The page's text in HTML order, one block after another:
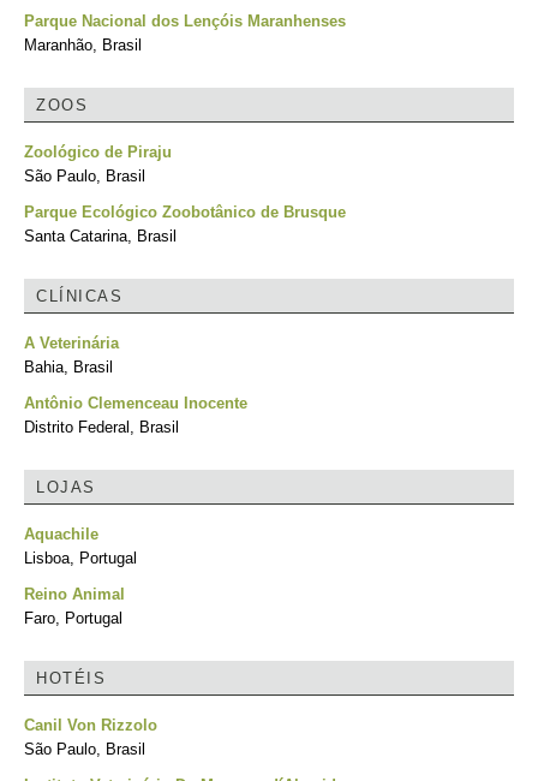
Parque Nacional dos Lençóis Maranhenses
Maranhão, Brasil
ZOOS
Zoológico de Piraju
São Paulo, Brasil
Parque Ecológico Zoobotânico de Brusque
Santa Catarina, Brasil
CLÍNICAS
A Veterinária
Bahia, Brasil
Antônio Clemenceau Inocente
Distrito Federal, Brasil
LOJAS
Aquachile
Lisboa, Portugal
Reino Animal
Faro, Portugal
HOTÉIS
Canil Von Rizzolo
São Paulo, Brasil